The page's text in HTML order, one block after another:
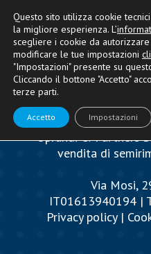
Oprandi & Partners
vendita di
Via Mosi,
IT01613940194 |
Privacy policy|
Questo sito utilizza cookie
la migliore esperienza. L’
scegliere i cookie da
modificare le tue impostazioni
"Impostazioni" presente su
Cliccando il bottone "Accetto"
terze parti.
Accetto Impostazioni